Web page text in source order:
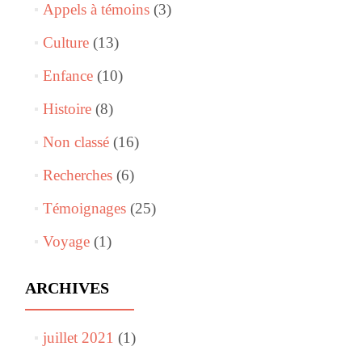
Appels à témoins(3)
Culture(13)
Enfance(10)
Histoire(8)
Non classé(16)
Recherches(6)
Témoignages(25)
Voyage(1)
ARCHIVES
juillet 2021 (1)